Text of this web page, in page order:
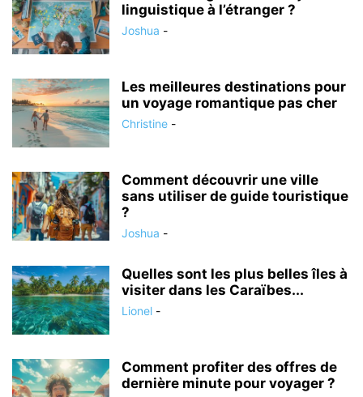
linguistique à l’étranger ?
Joshua -
Les meilleures destinations pour
un voyage romantique pas cher
Christine -
Comment découvrir une ville
sans utiliser de guide touristique
?
Joshua -
Quelles sont les plus belles îles à
visiter dans les Caraïbes...
Lionel -
Comment profiter des offres de
dernière minute pour voyager ?